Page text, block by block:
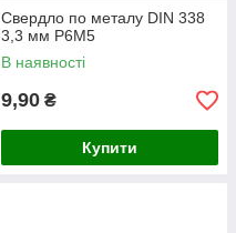
Свердло по металу DIN 338
3,3 мм P6M5
В наявності
9,90 ₴
Купити